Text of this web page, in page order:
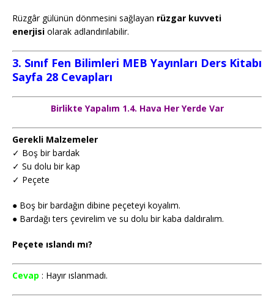
Rüzgâr gülünün dönmesini sağlayan rüzgar kuvveti
enerjisi olarak adlandırılabilir.
3. Sınıf Fen Bilimleri MEB Yayınları Ders Kitabı
Sayfa 28 Cevapları
Birlikte Yapalım 1.4. Hava Her Yerde Var
Gerekli Malzemeler
✓ Boş bir bardak
✓ Su dolu bir kap
✓ Peçete
● Boş bir bardağın dibine peçeteyi koyalım.
● Bardağı ters çevirelim ve su dolu bir kaba daldıralım.
Peçete ıslandı mı?
Cevap : Hayır ıslanmadı.